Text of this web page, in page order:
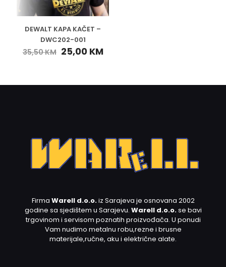
DEWALT KAPA KAČET –
DWC202-001
35,50KM 25,00 KM
Firma Warell d.o.o.iz Sarajeva je osnovana 2002
godine sa sjedištem u Sarajevu. Warell d.o.o.se bavi
trgovinom i servisom poznatih proizvođača. U ponudi
Vam nudimo metalnu robu,rezne i brusne
materijale,ručne, aku i električne alate.